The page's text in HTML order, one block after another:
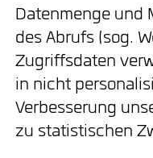
Datenmenge und
des Abrufs (sog.
Zugriffsdaten
in nicht
Verbesserung
zu statistischen